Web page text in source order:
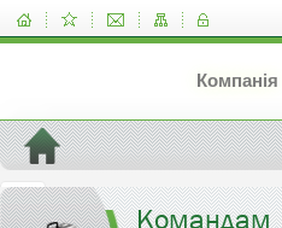
Компанія
Командам